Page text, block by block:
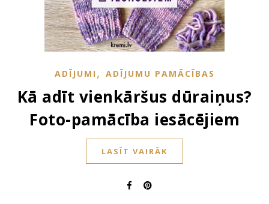
ADĪJUMI , ADĪJUMU PAMĀCĪBAS
Kā adīt vienkāršus dūraiņus?
Foto-pamācība iesācējiem
LASĪT VAIRĀK